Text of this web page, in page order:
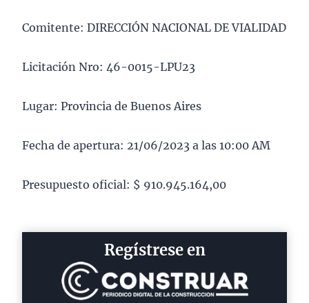
Comitente: DIRECCIÓN NACIONAL DE VIALIDAD
Licitación Nro: 46-0015-LPU23
Lugar: Provincia de Buenos Aires
Fecha de apertura: 21/06/2023 a las 10:00 AM
Presupuesto oficial: $ 910.945.164,00
Regístrese en